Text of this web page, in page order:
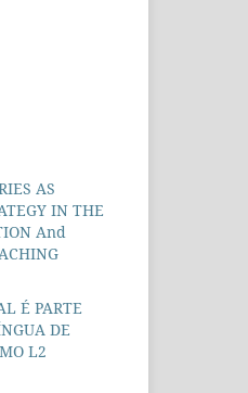
AS
IN THE
And
É PARTE
DE
L2